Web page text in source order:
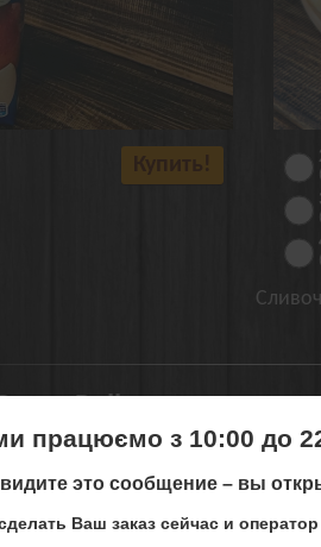
працюємо з 10:00 до
это сообщение – вы
Ваш заказ сейчас и
більше не
Roll